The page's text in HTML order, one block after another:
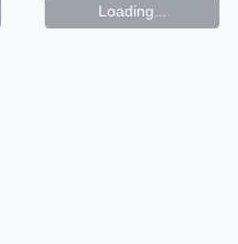
Loading...